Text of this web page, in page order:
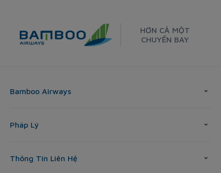
HƠN CẢ MỘT
CHUYẾN BAY
Bamboo Airways
Pháp Lý
Thông Tin Liên Hệ